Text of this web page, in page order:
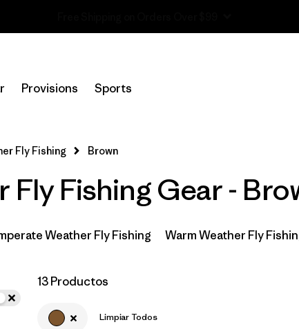
Provisions Sports
Selecciona una tienda
por
Price
Filtrar por
Size
por
Fit
por
Features & Processes
Fly Fishing Brown
Fly Fishing Gear -
Weather Fly Fishing Warm Weather Fly
13 Productos
Limpiar Todos